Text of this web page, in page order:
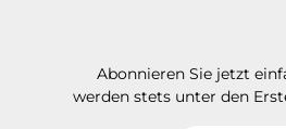
Abonnieren Sie jetzt
werden stets unter den